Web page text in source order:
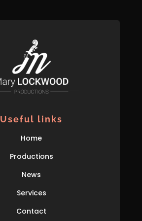
Useful links
Home
Productions
News
Services
Contact